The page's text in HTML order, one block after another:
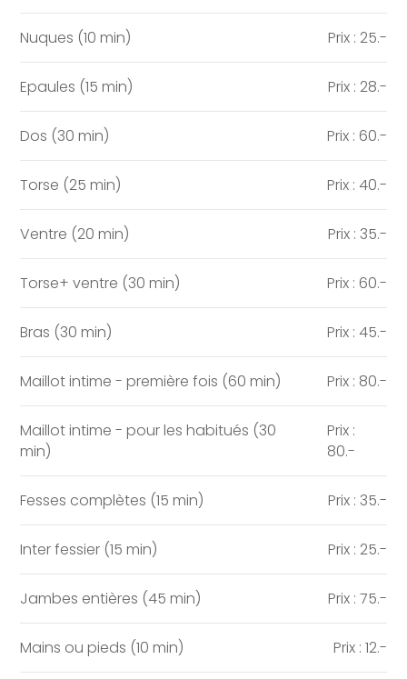
Nuques (10 min) Prix : 25.-
Epaules (15 min) Prix : 28.-
Dos (30 min) Prix : 60.-
Torse (25 min) Prix : 40.-
Ventre (20 min) Prix : 35.-
Torse+ ventre (30 min) Prix : 60.-
Bras (30 min) Prix : 45.-
Maillot intime - première fois (60 min) Prix : 80.-
Maillot intime - pour les habitués (30
min)
Prix :
80.-
Fesses complètes (15 min) Prix : 35.-
Inter fessier (15 min) Prix : 25.-
Jambes entières (45 min) Prix : 75.-
Mains ou pieds (10 min) Prix : 12.-